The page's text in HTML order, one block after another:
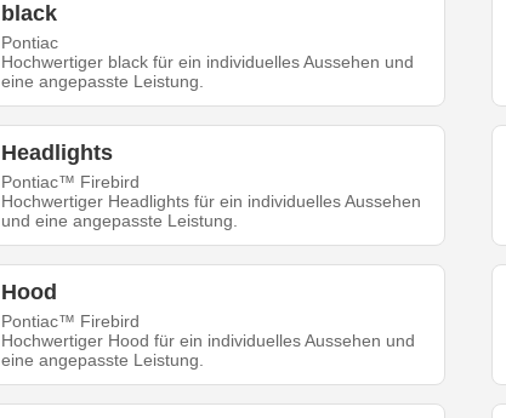
black
Pontiac
Hochwertiger black für ein individuelles Aussehen und
eine angepasste Leistung.
Headlights
Pontiac™ Firebird
Hochwertiger Headlights für ein individuelles Aussehen
und eine angepasste Leistung.
Hood
Pontiac™ Firebird
Hochwertiger Hood für ein individuelles Aussehen und
eine angepasste Leistung.